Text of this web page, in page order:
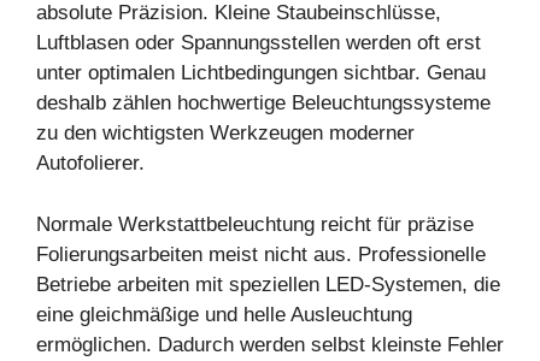
absolute Präzision. Kleine Staubeinschlüsse,
Luftblasen oder Spannungsstellen werden oft erst
unter optimalen Lichtbedingungen sichtbar. Genau
deshalb zählen hochwertige Beleuchtungssysteme
zu den wichtigsten Werkzeugen moderner
Autofolierer.
Normale Werkstattbeleuchtung reicht für präzise
Folierungsarbeiten meist nicht aus. Professionelle
Betriebe arbeiten mit speziellen LED-Systemen, die
eine gleichmäßige und helle Ausleuchtung
ermöglichen. Dadurch werden selbst kleinste Fehler